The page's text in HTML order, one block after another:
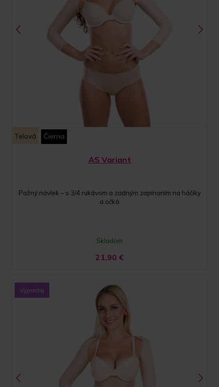
Telová Čierna
AS Variant
Pažný návlek – s 3/4 rukávom a zadným zapínaním na háčiky
a očká
Skladom
21,90 €